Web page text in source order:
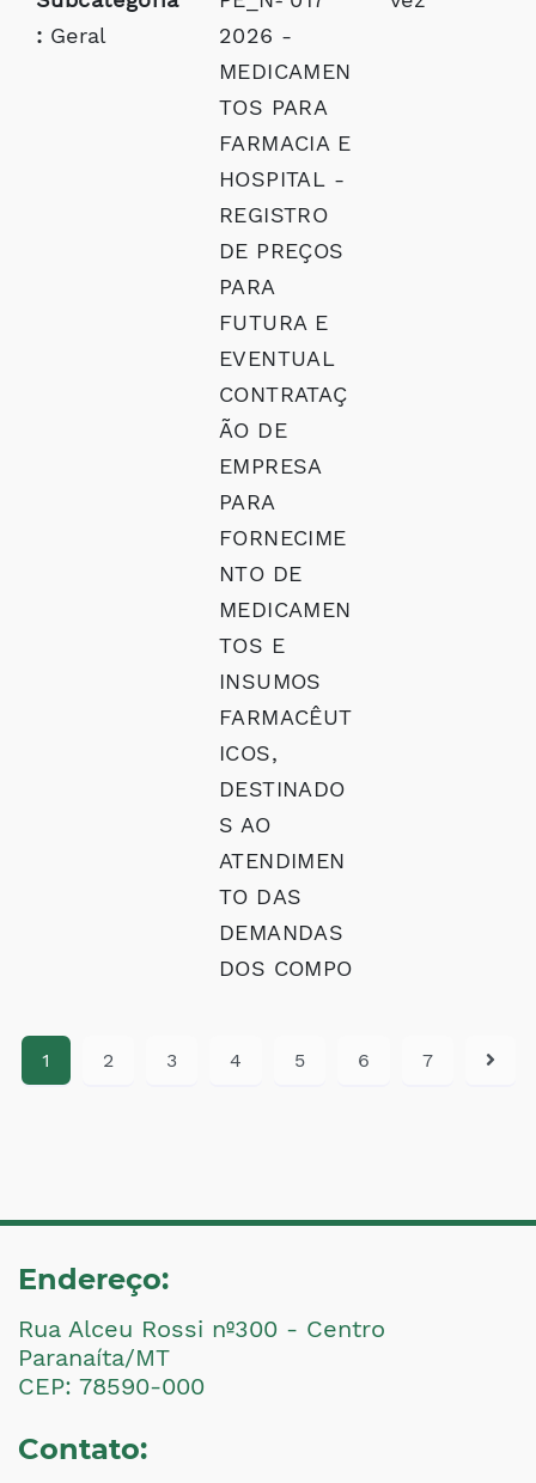
: Geral
2026 -
MEDICAMEN
TOS PARA
FARMACIA E
HOSPITAL -
REGISTRO
DE PREÇOS
PARA
FUTURA E
EVENTUAL
CONTRATAÇ
ÃO DE
EMPRESA
PARA
FORNECIME
NTO DE
MEDICAMEN
TOS E
INSUMOS
FARMACÊUT
ICOS,
DESTINADO
S AO
ATENDIMEN
TO DAS
DEMANDAS
DOS COMPO
1 2 3 4 5 6 7
Endereço:
Rua Alceu Rossi nº300 - Centro
Paranaíta/MT
CEP: 78590-000
Contato: